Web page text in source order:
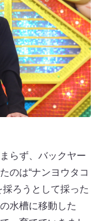
らず、バックヤー
のは“ナンヨウタコ
ろうとして採った
水槽に移動した